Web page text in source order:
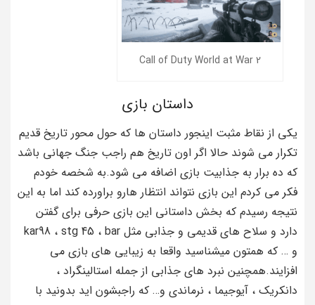
Call of Duty World at War 2
داستان بازی
یکی از نقاط مثبت اینجور داستان ها که حول محور تاریخ قدیم
تکرار می شوند حالا اگر اون تاریخ هم راجب جنگ جهانی باشد
که ده برار به جذابیت بازی اضافه می شود.به شخصه خودم
فکر می کردم این بازی نتواند انتظار هارو براورده کند اما به این
نتیجه رسیدم که بخش داستانی این بازی حرفی برای گفتن
دارد و سلاح های قدیمی و جذابی مثل kar98 ، stg 45 ، bar
و … که همتون میشناسید واقعا به زیبایی های بازی می
افزایند.همچنین نبرد های جذابی از جمله استالینگراد ،
دانکریک ، آیوجیما ، نرماندی و… که راجبشون اید بدونید با